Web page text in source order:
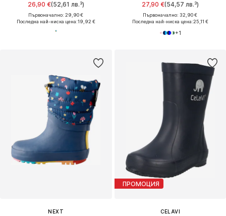
26,90 €(52,61 лв.³)
Първоначално: 29,90 €
Последна най-ниска цена:19,92 €
27,90 €(54,57 лв.³)
Първоначално: 32,90 €
Последна най-ниска цена:25,11 €
+1
NEXT
ПРОМОЦИЯ
CELAVI